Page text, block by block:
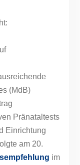
(MdB)
Pränataltests
Einrichtung
am 20.
im